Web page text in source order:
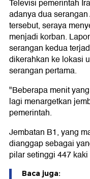
Televisi pemerintah
adanya dua
tersebut, seraya
menjadi korban.
serangan kedua
dikerahkan ke lokasi
serangan pertama.
"Beberapa menit
lagi menargetkan
pemerintah.
Jembatan B1, yang
dianggap sebagai
pilar setinggi 447
Baca juga: